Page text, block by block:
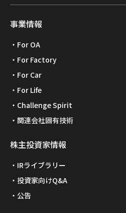
事業情報
For OA
For Factory
For Car
For Life
Challenge Spirit
関連会社固有技術
株主投資家情報
IRライブラリー
投資家向けQ&A
公告